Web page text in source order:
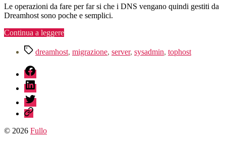
Le operazioni da fare per far si che i DNS vengano quindi gestiti da
Dreamhost sono poche e semplici.
Continua a leggere“Spostare
DNS
Tag dreamhost, migrazione, server, sysadmin, tophost
fb
linkedin
twitter
sessionize
© 2026 Fullo